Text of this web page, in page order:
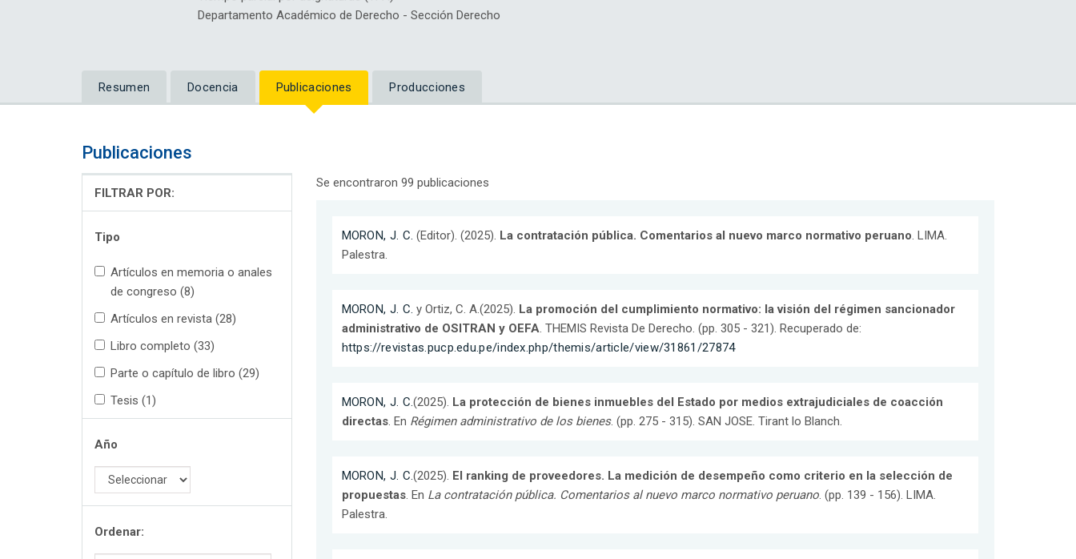
Departamento Académico de Derecho - Sección Derecho
Resumen Docencia Publicaciones Producciones
Publicaciones
FILTRAR POR:
Tipo
Artículos en memoria o anales
de congreso (8)
Artículos en revista (28)
Libro completo (33)
Parte o capítulo de libro (29)
Tesis (1)
Año
Ordenar:
Se encontraron 99 publicaciones
MORON, J. C. (Editor). (2025). La contratación pública. Comentarios al nuevo marco normativo peruano. LIMA.
Palestra.
MORON, J. C. y Ortiz, C. A.(2025). La promoción del cumplimiento normativo: la visión del régimen sancionador
administrativo de OSITRAN y OEFA. THEMIS Revista De Derecho. (pp. 305 - 321). Recuperado de:
https://revistas.pucp.edu.pe/index.php/themis/article/view/31861/27874
MORON, J. C.(2025). La protección de bienes inmuebles del Estado por medios extrajudiciales de coacción
directas. En Régimen administrativo de los bienes. (pp. 275 - 315). SAN JOSE. Tirant lo Blanch.
MORON, J. C.(2025). El ranking de proveedores. La medición de desempeño como criterio en la selección de
propuestas. En La contratación pública. Comentarios al nuevo marco normativo peruano. (pp. 139 - 156). LIMA.
Palestra.